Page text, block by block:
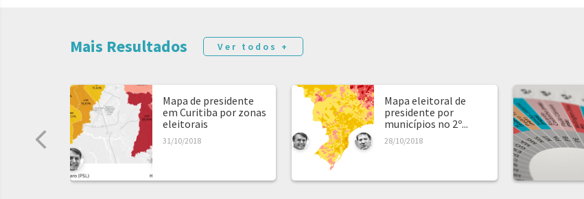
Mais Resultados Ver todos +
Mapa de presidente
em Curitiba por zonas
eleitorais
31/10/2018
Mapa eleitoral de
presidente por
municípios no 2º...
28/10/2018